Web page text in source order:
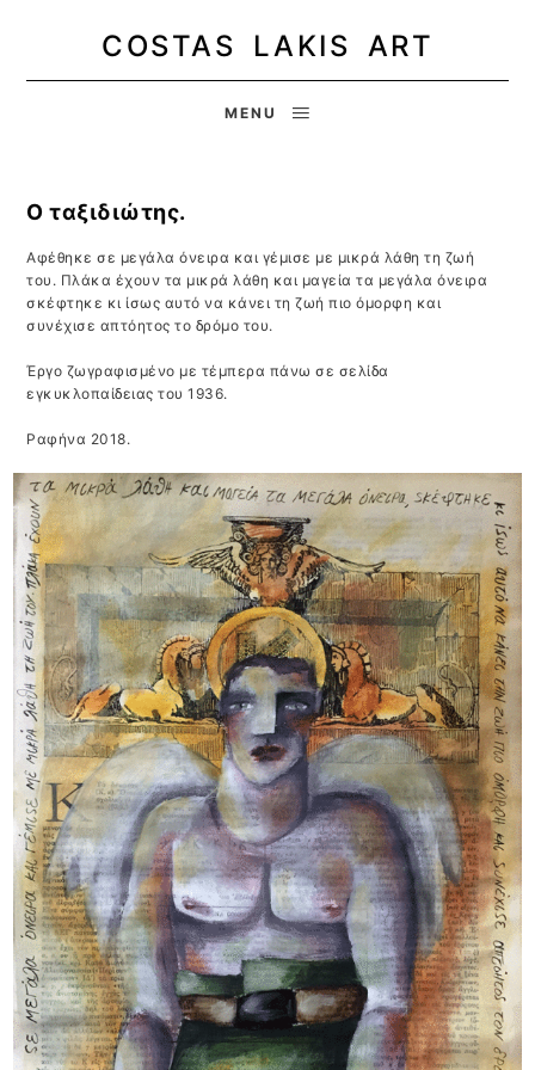
COSTAS LAKIS ART
MENU
Ο ταξιδιώτης.
Αφέθηκε σε μεγάλα όνειρα και γέμισε με μικρά λάθη τη ζωή
του. Πλάκα έχουν τα μικρά λάθη και μαγεία τα μεγάλα όνειρα
σκέφτηκε κι ίσως αυτό να κάνει τη ζωή πιο όμορφη και
συνέχισε απτόητος το δρόμο του.
Έργο ζωγραφισμένο με τέμπερα πάνω σε σελίδα
εγκυκλοπαίδειας του 1936.
Ραφήνα 2018.